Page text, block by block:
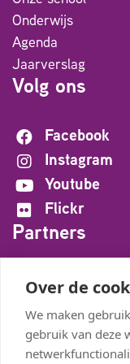
Over de
We maken
gebruik van deze
Onderwijs
Agenda
Jaarverslag
Volg ons
Facebook
Instagram
Youtube
Flickr
Partners
Meander BigBand
De Bolder